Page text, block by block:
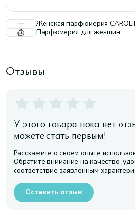
Женская парфюмерия
Парфюмерия для женщин
Отзывы
У этого товара пока нет
можете стать первым!
Расскажите о своем опыте
Обратите внимание на качество,
соответствие заявленным
Оставить отзыв